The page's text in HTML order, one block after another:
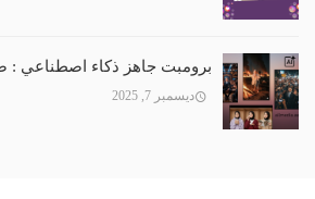
برومبت جاهز ذكاء اصطناعي :
ديسمبر 7, 2025